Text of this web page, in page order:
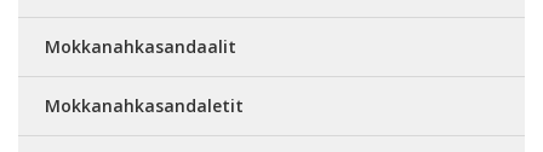
Mokkanahkasandaalit
Mokkanahkasandaletit